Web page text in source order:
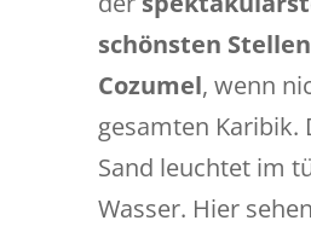
schönsten
Cozumel, wenn
gesamten Karibik.
Sand leuchtet im
Wasser. Hier